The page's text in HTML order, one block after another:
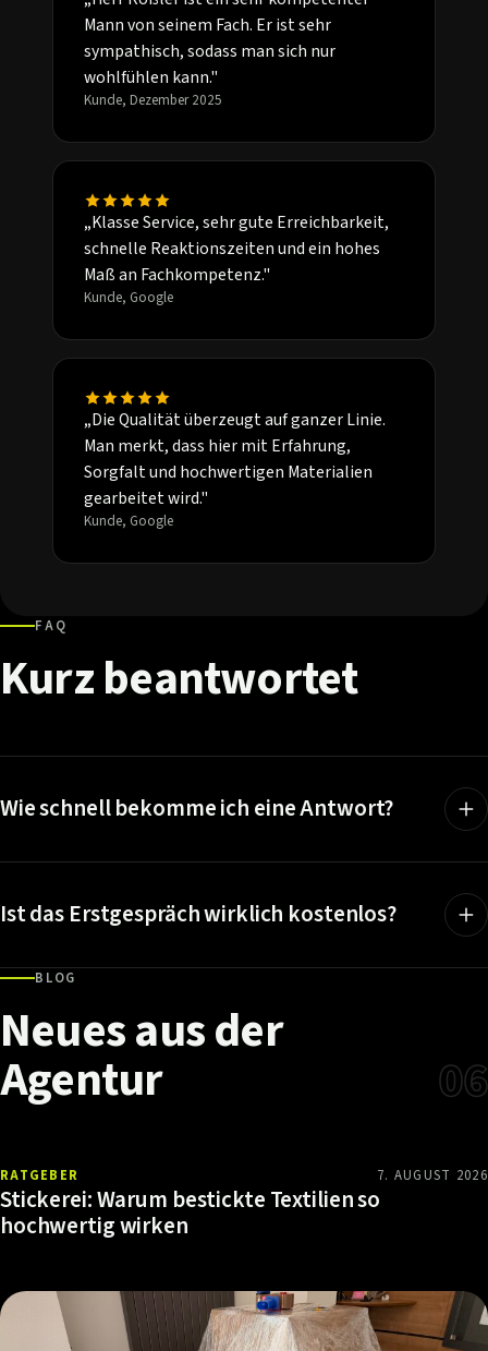
Mann von seinem Fach. Er ist sehr
sympathisch, sodass man sich nur
wohlfühlen kann."
Kunde, Dezember 2025
„Klasse Service, sehr gute Erreichbarkeit,
schnelle Reaktionszeiten und ein hohes
Maß an Fachkompetenz."
Kunde, Google
„Die Qualität überzeugt auf ganzer Linie.
Man merkt, dass hier mit Erfahrung,
Sorgfalt und hochwertigen Materialien
gearbeitet wird."
Kunde, Google
FAQ
Kurzbeantwortet
Wie schnell bekomme ich eine Antwort?
Ist das Erstgespräch wirklich kostenlos?
BLOG
Neuesausder
Agentur 06
RATGEBER 7. AUGUST 2026
Stickerei: Warum bestickte Textilien so
hochwertig wirken